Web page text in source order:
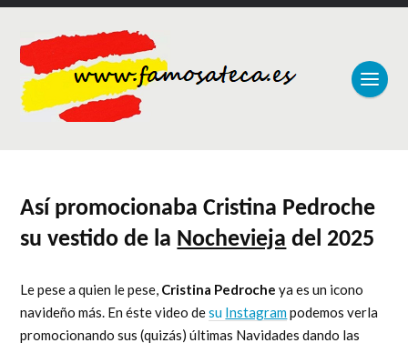
Así promocionaba Cristina Pedroche
su vestido de la Nochevieja del 2025
Le pese a quien le pese, Cristina Pedroche ya es un icono
navideño más. En éste video desu Instagrampodemos verla
promocionando sus (quizás) últimas Navidades dando las